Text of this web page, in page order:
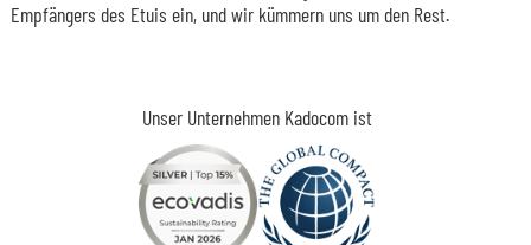
Unser Unternehmen Kadocom ist
Empfängers des Etuis ein, und wir kümmern uns um den Rest.